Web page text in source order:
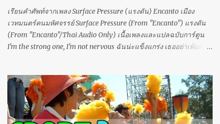
เรียนคำศัพท์จากเพลง Surface Pressure (แรงดัน) Encanto เมือง
เวทมนตร์คนมหัศจรรย์ Surface Pressure (From "Encanto") แรงดัน
(From "Encanto"/Thai Audio Only) เนื้อเพลงและแปลฉบับการ์ตูน
I'm the strong one, I'm not nervous ฉันน่ะแข็งแกร่ง เธออย่าเพ้อสิ
ชักเย่อตึก And I glow 'cause I know what my worth is ด้วยคุณค่า ที่
เจิดจ้า กว่าที่เธอนึก I don't ask how hard the work is งานจะแสนยาก
ไม่เคยเชิดใส่ Got a rough indestructible surface หนังก็หนา ดั่ง
เหล็กกล้าที่เป็นเลิศไง Diamonds and platinum, I find 'em, I flatten